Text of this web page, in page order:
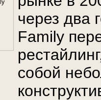
через два
Family
собой